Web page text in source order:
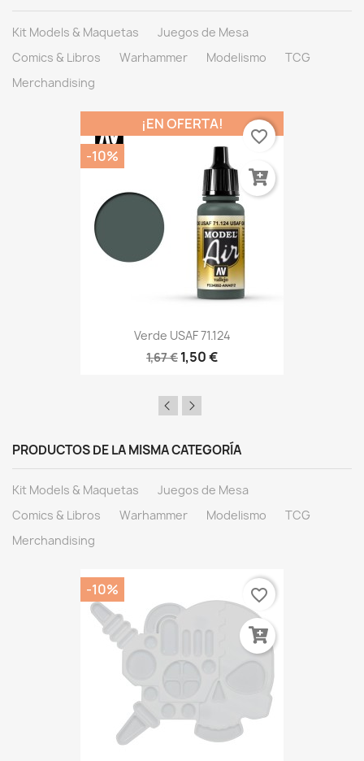
Kit Models & Maquetas
Juegos de Mesa
Comics & Libros
Warhammer Modelismo
TCG
Merchandising
Verde USAF 71.124
1,67 € 1,50 €
¡EN OFERTA!
-10%
favorite_border
PRODUCTOS DE LA MISMA CATEGORÍA
Kit Models & Maquetas
Juegos de Mesa
Comics & Libros
Warhammer Modelismo
TCG
Merchandising
-10% favorite_border